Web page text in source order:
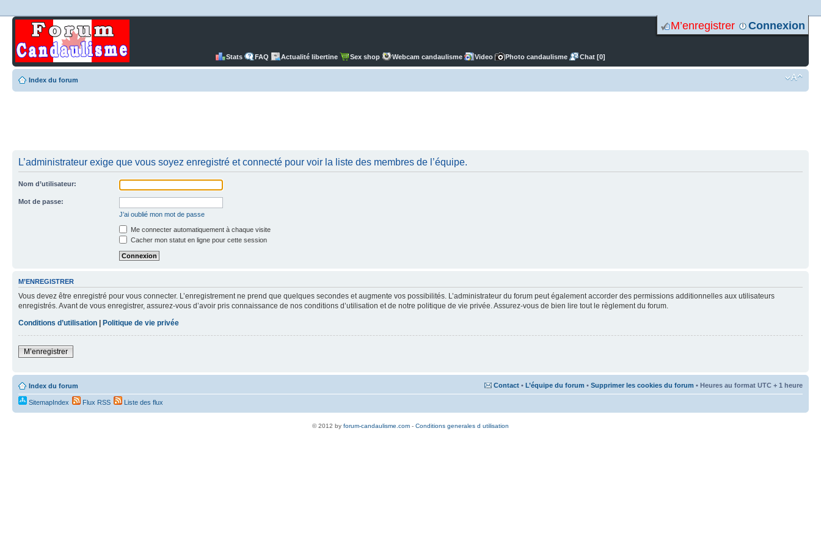
M’enregistrer Connexion
Stats FAQ Actualité libertine Sex shop Webcam candaulisme Video Photo candaulisme Chat [0]
Index du forum
L’administrateur exige que vous soyez enregistré et connecté pour voir la liste des membres de l’équipe.
Nom d’utilisateur:
Mot de passe:
J’ai oublié mon mot de passe
Me connecter automatiquement à chaque visite
Cacher mon statut en ligne pour cette session
M’ENREGISTRER
Vous devez être enregistré pour vous connecter. L’enregistrement ne prend que quelques secondes et augmente vos possibilités. L’administrateur du forum peut également accorder des permissions additionnelles aux utilisateurs
enregistrés. Avant de vous enregistrer, assurez-vous d’avoir pris connaissance de nos conditions d’utilisation et de notre politique de vie privée. Assurez-vous de bien lire tout le règlement du forum.
Conditions d’utilisation | Politique de vie privée
M’enregistrer
Index du forum Contact • L’équipe du forum • Supprimer les cookies du forum • Heures au format UTC + 1 heure
SitemapIndex Flux RSS Liste des flux
© 2012 by forum-candaulisme.com - Conditions generales d utilisation